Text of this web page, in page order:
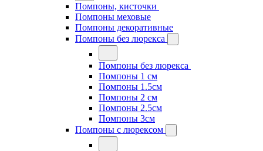
Помпоны, кисточки
Помпоны меховые
Помпоны декоративные
Помпоны без люрекса
Помпоны без люрекса
Помпоны 1 см
Помпоны 1.5см
Помпоны 2 см
Помпоны 2.5см
Помпоны 3см
Помпоны с люрексом